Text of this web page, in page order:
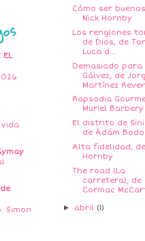
EL
Simon
Cómo ser
Nick Hornby
Los renglones
de Dios, de
Luca d...
Demasiado para
Gálvez, de
Martínez
Rapsodia
Muriel Barbery
El distrito de
de Ádám
Alta fidelidad,
Hornby
The road (La
carretera), de
Cormac
► abril (1)